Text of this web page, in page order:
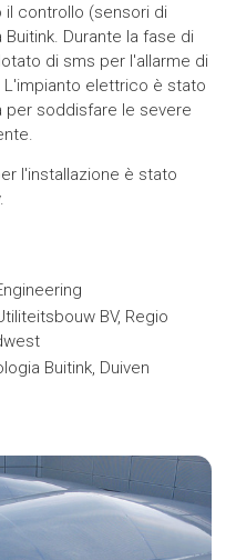
il controllo (sensori di
Durante la fase di
di sms per l'allarme di
elettrico è stato
per soddisfare le severe
l'installazione è stato
BV, Regio
Buitink, Duiven